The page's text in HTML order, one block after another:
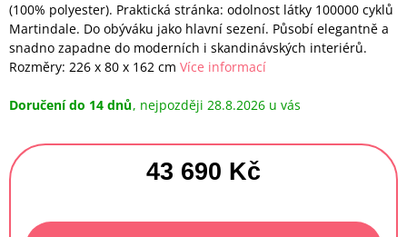
(100% polyester). Praktická stránka: odolnost látky 100000 cyklů
Martindale. Do obýváku jako hlavní sezení. Působí elegantně a
snadno zapadne do moderních i skandinávských interiérů.
Rozměry: 226 x 80 x 162 cm Více informací
Doručení do 14 dnů 28.8.2026
43 690 Kč